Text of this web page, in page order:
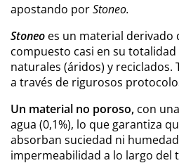
apostando porStoneo.
Stoneo es un material derivado
compuesto casi en su
naturales (áridos) y
a través de rigurosos
Un material no poroso, con
agua (0,1%), lo que garantiza
absorban suciedad ni
impermeabilidad a lo largo del